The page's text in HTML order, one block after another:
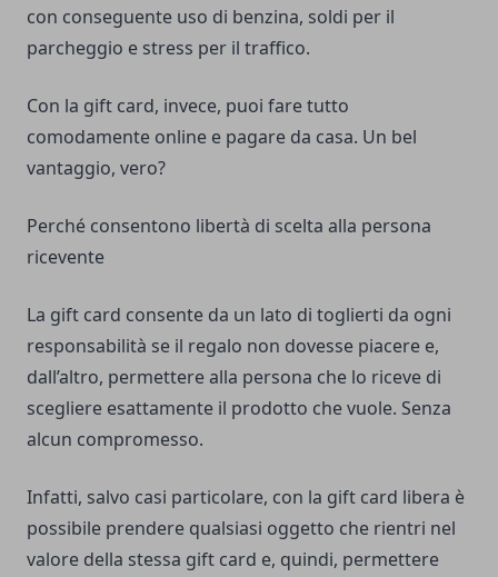
con conseguente uso di benzina, soldi per il
parcheggio e stress per il traffico.
Con la gift card, invece, puoi fare tutto
comodamente online e pagare da casa. Un bel
vantaggio, vero?
Perché consentono libertà di scelta alla persona
ricevente
La gift card consente da un lato di toglierti da ogni
responsabilità se il regalo non dovesse piacere e,
dall’altro, permettere alla persona che lo riceve di
scegliere esattamente il prodotto che vuole. Senza
alcun compromesso.
Infatti, salvo casi particolare, con la gift card libera è
possibile prendere qualsiasi oggetto che rientri nel
valore della stessa gift card e, quindi, permettere